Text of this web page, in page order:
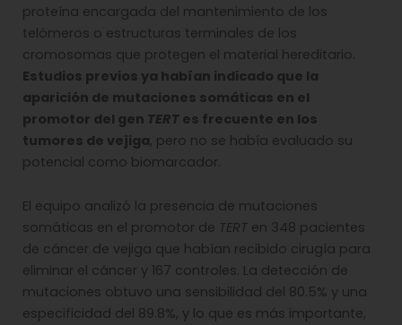
proteína encargada del mantenimiento de los
telómeros o estructuras terminales de los
cromosomas que protegen el material hereditario.
Estudios previos ya habían indicado que la
aparición de mutaciones somáticas en el
promotor del gen TERT es frecuente en los
tumores de vejiga, pero no se había evaluado su
potencial como biomarcador.
El equipo analizó la presencia de mutaciones
somáticas en el promotor de TERT en 348 pacientes
de cáncer de vejiga que habían recibido cirugía para
eliminar el cáncer y 167 controles. La detección de
mutaciones obtuvo una sensibilidad del 80.5% y una
especificidad del 89.8%, y lo que es más importante,